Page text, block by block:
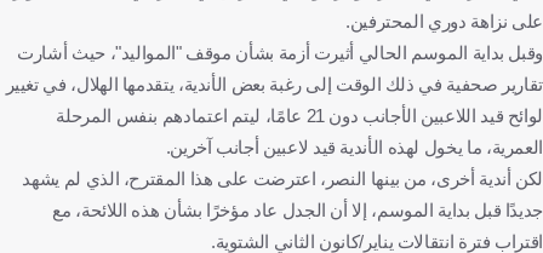
على نزاهة دوري المحترفين.
وقبل بداية الموسم الحالي أثيرت أزمة بشأن موقف "المواليد"، حيث أشارت
تقارير صحفية في ذلك الوقت إلى رغبة بعض الأندية، يتقدمها الهلال، في تغيير
لوائح قيد اللاعبين الأجانب دون 21 عامًا، ليتم اعتمادهم بنفس المرحلة
العمرية، ما يخول لهذه الأندية قيد لاعبين أجانب آخرين.
لكن أندية أخرى، من بينها النصر، اعترضت على هذا المقترح، الذي لم يشهد
جديدًا قبل بداية الموسم، إلا أن الجدل عاد مؤخرًا بشأن هذه اللائحة، مع
اقتراب فترة انتقالات يناير/كانون الثاني الشتوية.